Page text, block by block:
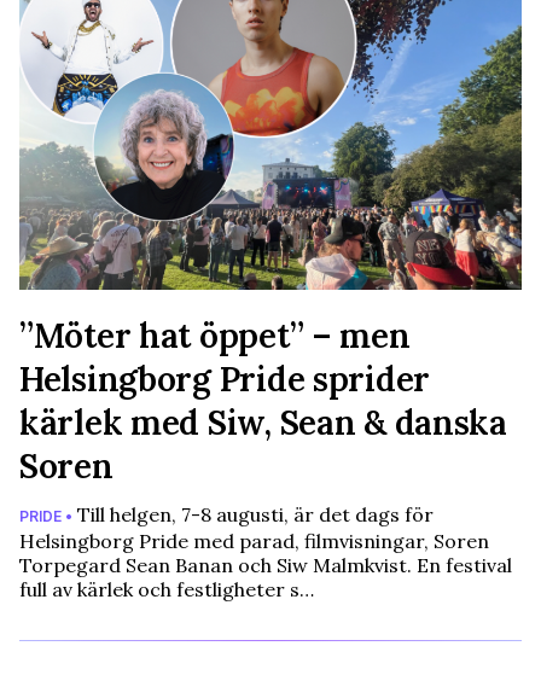
”Möter hat öppet” – men
Helsingborg Pride sprider
kärlek med Siw, Sean & danska
Soren
PRIDE • Till helgen, 7-8 augusti, är det dags för
Helsingborg Pride med parad, filmvisningar, Soren
Torpegard Sean Banan och Siw Malmkvist. En festival
full av kärlek och festligheter s…